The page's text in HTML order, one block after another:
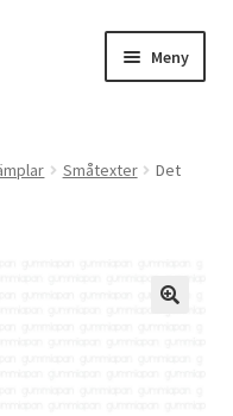
Meny
Småtexter
Det